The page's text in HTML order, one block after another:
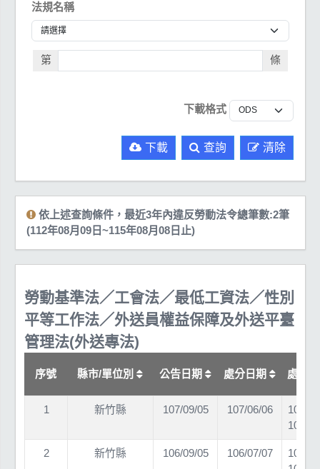
法規名稱
第 條
下載格式
下載 查詢 清除
依上述查詢條件，最近3年內違反勞動法令總筆數:2筆
(112年08月09日~115年08月08日止)
勞動基準法／工會法／最低工資法／性別
平等工作法／外送員權益保障及外送平臺
管理法(外送專法)
序號 縣市/單位別 公告日期 處分日期 處分
1 新竹縣 107/09/05 107/06/06
107年
2 新竹縣 106/09/05 106/07/07
106年